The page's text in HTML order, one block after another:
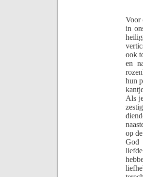
Voor
in
ook
en
hun
Als
op
God